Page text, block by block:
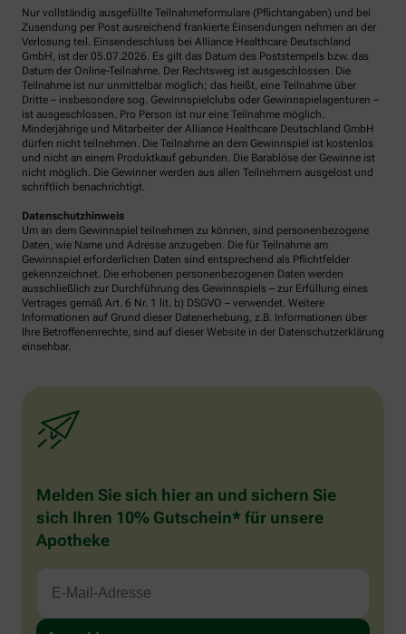
Nur vollständig ausgefüllte Teilnahmeformulare (Pflichtangaben) und bei
Zusendung per Post ausreichend frankierte Einsendungen nehmen an der
Verlosung teil. Einsendeschluss bei Alliance Healthcare Deutschland
GmbH, ist der 05.07.2026. Es gilt das Datum des Poststempels bzw. das
Datum der Online-Teilnahme. Der Rechtsweg ist ausgeschlossen. Die
Teilnahme ist nur unmittelbar möglich; das heißt, eine Teilnahme über
Dritte – insbesondere sog. Gewinnspielclubs oder Gewinnspielagenturen –
ist ausgeschlossen. Pro Person ist nur eine Teilnahme möglich.
Minderjährige und Mitarbeiter der Alliance Healthcare Deutschland GmbH
dürfen nicht teilnehmen. Die Teilnahme an dem Gewinnspiel ist kostenlos
und nicht an einem Produktkauf gebunden. Die Barablöse der Gewinne ist
nicht möglich. Die Gewinner werden aus allen Teilnehmern ausgelost und
schriftlich benachrichtigt.
Datenschutzhinweis
Um an dem Gewinnspiel teilnehmen zu können, sind personenbezogene
Daten, wie Name und Adresse anzugeben. Die für Teilnahme am
Gewinnspiel erforderlichen Daten sind entsprechend als Pflichtfelder
gekennzeichnet. Die erhobenen personenbezogenen Daten werden
ausschließlich zur Durchführung des Gewinnspiels – zur Erfüllung eines
Vertrages gemäß Art. 6 Nr. 1 lit. b) DSGVO – verwendet. Weitere
Informationen auf Grund dieser Datenerhebung, z.B. Informationen über
Ihre Betroffenenrechte, sind auf dieser Website in der Datenschutzerklärung
einsehbar.
Melden Sie sich hier an und sichern Sie
sich Ihren 10% Gutschein* für unsere
Apotheke